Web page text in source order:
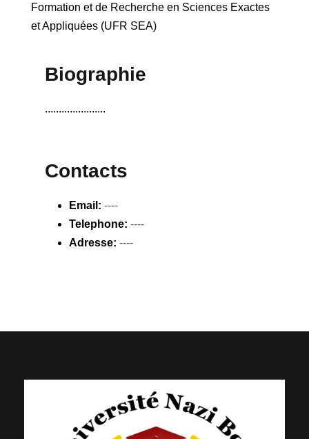
Formation et de Recherche en Sciences Exactes
et Appliquées (UFR SEA)
Biographie
......................
Contacts
Email: ----
Telephone: ----
Adresse: ----